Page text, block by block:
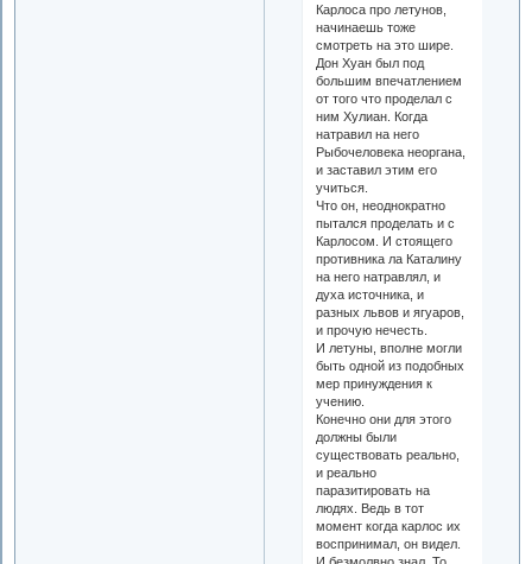
Карлоса про летунов,
начинаешь тоже
смотреть на это шире.
Дон Хуан был под
большим впечатлением
от того что проделал с
ним Хулиан. Когда
натравил на него
Рыбочеловека неоргана,
и заставил этим его
учиться.
Что он, неоднократно
пытался проделать и с
Карлосом. И стоящего
противника ла Каталину
на него натравлял, и
духа источника, и
разных львов и ягуаров,
и прочую нечесть.
И летуны, вполне могли
быть одной из подобных
мер принуждения к
учению.
Конечно они для этого
должны были
существовать реально,
и реально
паразитировать на
людях. Ведь в тот
момент когда карлос их
воспринимал, он видел.
И безмолвно знал. То